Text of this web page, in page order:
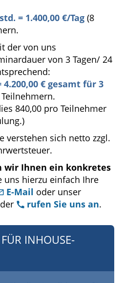
= 1.400,00 €/Tag (8
der von uns
von 3 Tagen/ 24
4.200,00 € gesamt für 3
840,00 pro Teilnehmer
verstehen sich netto zzgl.
wir Ihnen ein konkretes
uns hierzu einfach Ihre
E-Mail oder unser
rufen Sie uns an.
INHOUSE-